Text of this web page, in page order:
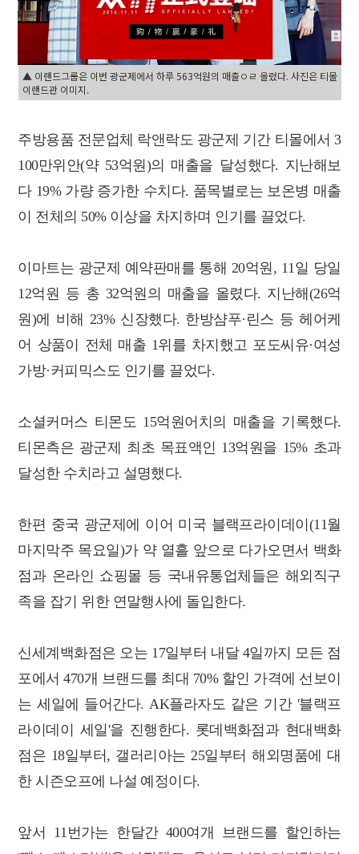
▲ 이랜드그룹은 이번 광군제에서 하루 563억원의 매출ㅇㄹ 올렸다. 사진은 티몰
이랜드관 이미지.
주방용품 전문업체 락앤락도 광군제 기간 티몰에서 3
100만위안(약 53억원)의 매출을 달성했다. 지난해보
다 19% 가량 증가한 수치다. 품목별로는 보온병 매출
이 전체의 50% 이상을 차지하며 인기를 끌었다.
이마트는 광군제 예약판매를 통해 20억원, 11일 당일
12억원 등 총 32억원의 매출을 올렸다. 지난해(26억
원)에 비해 23% 신장했다. 한방샴푸·린스 등 헤어케
어 상품이 전체 매출 1위를 차지했고 포도씨유·여성
가방·커피믹스도 인기를 끌었다.
소셜커머스 티몬도 15억원어치의 매출을 기록했다.
티몬측은 광군제 최초 목표액인 13억원을 15% 초과
달성한 수치라고 설명했다.
한편 중국 광군제에 이어 미국 블랙프라이데이(11월
마지막주 목요일)가 약 열흘 앞으로 다가오면서 백화
점과 온라인 쇼핑몰 등 국내유통업체들은 해외직구
족을 잡기 위한 연말행사에 돌입한다.
신세계백화점은 오는 17일부터 내달 4일까지 모든 점
포에서 470개 브랜드를 최대 70% 할인 가격에 선보이
는 세일에 들어간다. AK플라자도 같은 기간 '블랙프
라이데이 세일'을 진행한다. 롯데백화점과 현대백화
점은 18일부터, 갤러리아는 25일부터 해외명품에 대
한 시즌오프에 나설 예정이다.
앞서 11번가는 한달간 400여개 브랜드를 할인하는